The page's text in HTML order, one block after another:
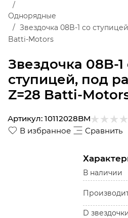
Звездочка 08B-1
ступицей, под
Z=28 Batti-
Однорядные
Звездочка 08B-1 со
Batti-Motors
В избранное Сравнить
Артикул: 10112028BM
В наличии
D